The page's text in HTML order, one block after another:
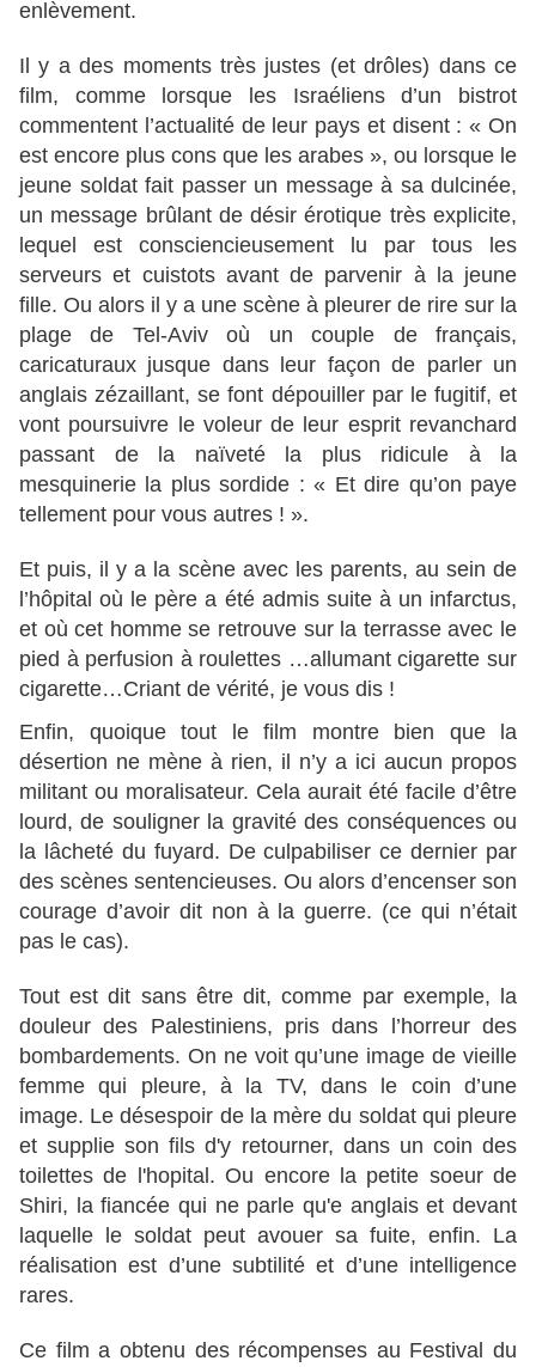
enlèvement.
Il y a des moments très justes (et drôles) dans ce
film, comme lorsque les Israéliens d’un bistrot
commentent l’actualité de leur pays et disent : « On
est encore plus cons que les arabes », ou lorsque le
jeune soldat fait passer un message à sa dulcinée,
un message brûlant de désir érotique très explicite,
lequel est consciencieusement lu par tous les
serveurs et cuistots avant de parvenir à la jeune
fille. Ou alors il y a une scène à pleurer de rire sur la
plage de Tel-Aviv où un couple de français,
caricaturaux jusque dans leur façon de parler un
anglais zézaillant, se font dépouiller par le fugitif, et
vont poursuivre le voleur de leur esprit revanchard
passant de la naïveté la plus ridicule à la
mesquinerie la plus sordide : « Et dire qu’on paye
tellement pour vous autres ! ».
Et puis, il y a la scène avec les parents, au sein de
l’hôpital où le père a été admis suite à un infarctus,
et où cet homme se retrouve sur la terrasse avec le
pied à perfusion à roulettes …allumant cigarette sur
cigarette…Criant de vérité, je vous dis !
Enfin, quoique tout le film montre bien que la
désertion ne mène à rien, il n’y a ici aucun propos
militant ou moralisateur. Cela aurait été facile d’être
lourd, de souligner la gravité des conséquences ou
la lâcheté du fuyard. De culpabiliser ce dernier par
des scènes sentencieuses. Ou alors d’encenser son
courage d’avoir dit non à la guerre. (ce qui n’était
pas le cas).
Tout est dit sans être dit, comme par exemple, la
douleur des Palestiniens, pris dans l’horreur des
bombardements. On ne voit qu’une image de vieille
femme qui pleure, à la TV, dans le coin d’une
image. Le désespoir de la mère du soldat qui pleure
et supplie son fils d'y retourner, dans un coin des
toilettes de l'hopital. Ou encore la petite soeur de
Shiri, la fiancée qui ne parle qu'e anglais et devant
laquelle le soldat peut avouer sa fuite, enfin. La
réalisation est d’une subtilité et d’une intelligence
rares.
Ce film a obtenu des récompenses au Festival du